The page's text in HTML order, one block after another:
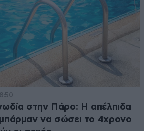
στην Πάρο: Η απέλπιδα
να σώσει το 4χρονο